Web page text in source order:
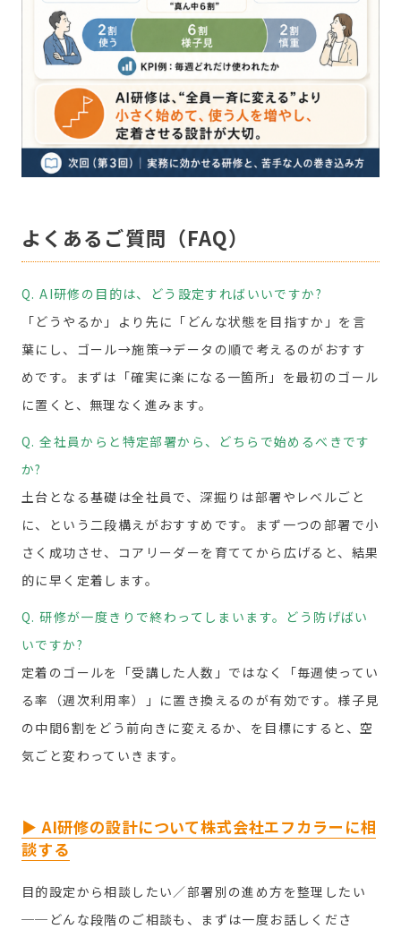
よくあるご質問（FAQ）
Q. AI研修の目的は、どう設定すればいいですか?
「どうやるか」より先に「どんな状態を目指すか」を言
葉にし、ゴール→施策→データの順で考えるのがおすす
めです。まずは「確実に楽になる一箇所」を最初のゴール
に置くと、無理なく進みます。
Q. 全社員からと特定部署から、どちらで始めるべきです
か?
土台となる基礎は全社員で、深掘りは部署やレベルごと
に、という二段構えがおすすめです。まず一つの部署で小
さく成功させ、コアリーダーを育ててから広げると、結果
的に早く定着します。
Q. 研修が一度きりで終わってしまいます。どう防げばい
いですか?
定着のゴールを「受講した人数」ではなく「毎週使ってい
る率（週次利用率）」に置き換えるのが有効です。様子見
の中間6割をどう前向きに変えるか、を目標にすると、空
気ごと変わっていきます。
▶ AI研修の設計について株式会社エフカラーに相
談する
目的設定から相談したい／部署別の進め方を整理したい
──どんな段階のご相談も、まずは一度お話しくださ